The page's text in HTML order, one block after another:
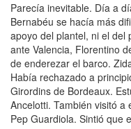
Parecía inevitable. Día a
Bernabéu se hacía más
apoyo del plantel, ni el del
ante Valencia, Florentino
de enderezar el barco.
Había rechazado a
Girordins de Bordeaux.
Ancelotti. También visitó
Pep Guardiola. Sintió que